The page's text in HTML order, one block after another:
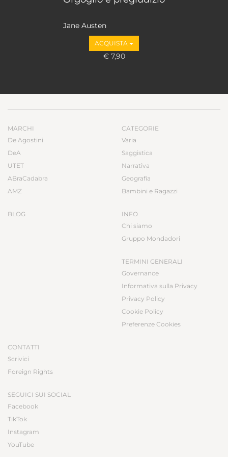
Jane Austen
ACQUISTA
€ 7,90
MARCHI
De Agostini
DeA
UTET
ABraCadabra
AMZ
BLOG
CATEGORIE
Varia
Saggistica
Narrativa
Geografia
Bambini e Ragazzi
INFO
Chi siamo
Gruppo Mondadori
TERMINI GENERALI
Governance
Informativa sulla Privacy
Privacy Policy
Cookie Policy
Preferenze Cookies
CONTATTI
Scrivici
Foreign Rights
SEGUICI SUI SOCIAL
Facebook
TikTok
Instagram
YouTube